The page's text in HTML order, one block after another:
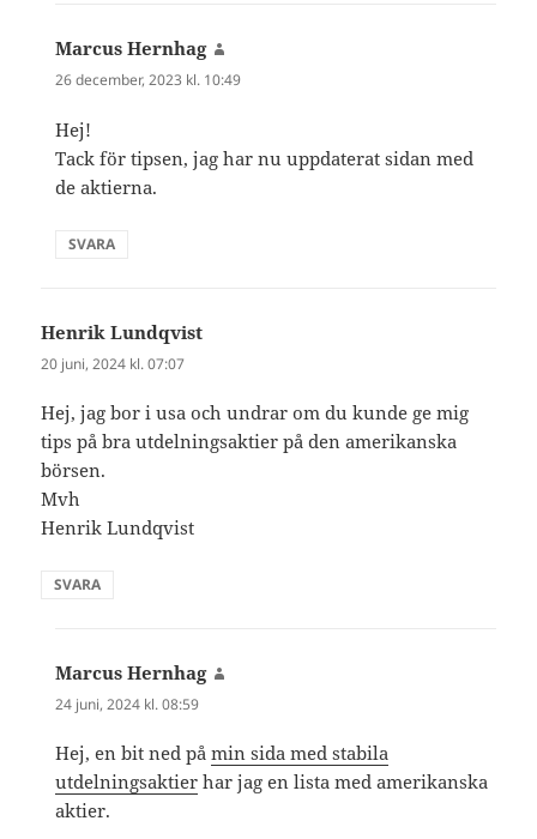
Marcus Hernhag
26 december, 2023 kl. 10:49
Hej!
Tack för tipsen, jag har nu uppdaterat sidan med
de aktierna.
SVARA
Henrik Lundqvist
20 juni, 2024 kl. 07:07
Hej, jag bor i usa och undrar om du kunde ge mig
tips på bra utdelningsaktier på den amerikanska
börsen.
Mvh
Henrik Lundqvist
SVARA
Marcus Hernhag
24 juni, 2024 kl. 08:59
Hej, en bit ned påmin sida med stabila
utdelningsaktier har jag en lista med amerikanska
aktier.